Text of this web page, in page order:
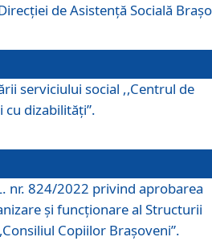
de Asistență Socială
serviciului social ,,Centrul de
cu dizabilități”.
nr. 824/2022 privind aprobarea
şi funcţionare al Structurii
Copiilor Braşoveni”.